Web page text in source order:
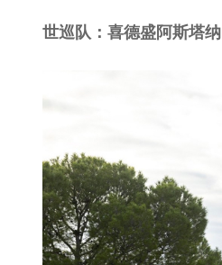
世巡队：喜德盛阿斯塔纳